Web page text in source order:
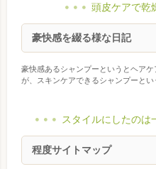
頭皮ケアで乾
豪快感を綴る様な日記
豪快感あるシャンプーというとヘア
が、スキンケアできるシャンプーとい
スタイルにしたのは
程度サイトマップ